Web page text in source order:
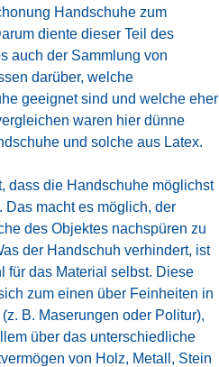
Handschuhe zum
diente dieser Teil des
auch der Sammlung von
darüber, welche
geeignet sind und welche eher
waren hier dünne
und solche aus Latex.
dass die Handschuhe möglichst
Das macht es möglich, der
des Objektes nachspüren zu
der Handschuh verhindert, ist
für das Material selbst. Diese
zum einen über Feinheiten in
(z. B. Maserungen oder Politur),
über das unterschiedliche
von Holz, Metall, Stein